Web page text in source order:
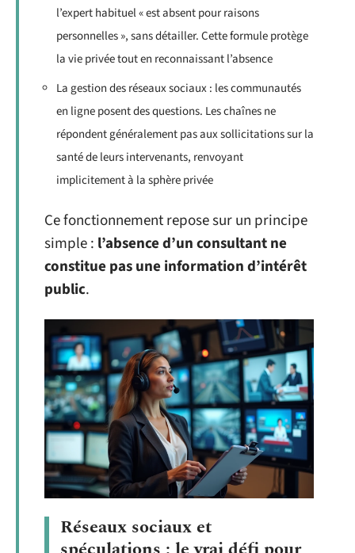
l’expert habituel « est absent pour raisons
personnelles », sans détailler. Cette formule protège
la vie privée tout en reconnaissant l’absence
La gestion des réseaux sociaux : les communautés
en ligne posent des questions. Les chaînes ne
répondent généralement pas aux sollicitations sur la
santé de leurs intervenants, renvoyant
implicitement à la sphère privée
Ce fonctionnement repose sur un principe
simple : l’absence d’un consultant ne
constitue pas une information d’intérêt
public.
Réseaux sociaux et